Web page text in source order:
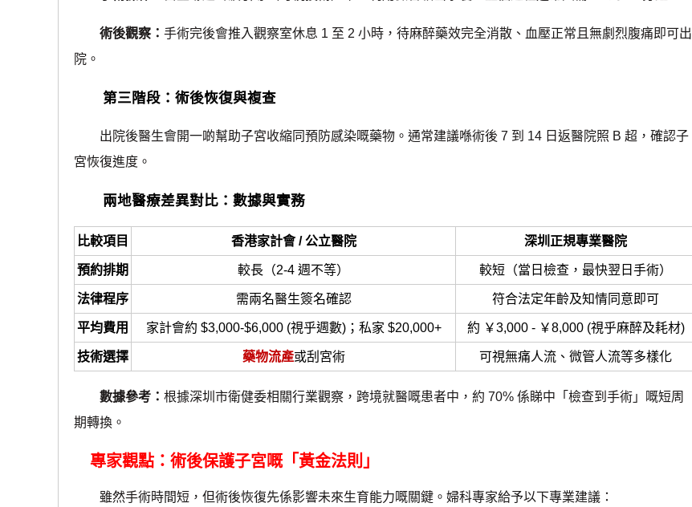
術後觀察：手術完後會推入觀察室休息 1 至 2 小時，待麻醉藥效完全消散、血壓正常且無劇烈腹痛即可出
院。
第三階段：術後恢復與複查
出院後醫生會開一啲幫助子宮收縮同預防感染嘅藥物。通常建議喺術後 7 到 14 日返醫院照 B 超，確認子
宮恢復進度。
兩地醫療差異對比：數據與實務
比較項目 香港家計會 / 公立醫院 深圳正規專業醫院
預約排期 較長（2-4 週不等） 較短（當日檢查，最快翌日手術）
法律程序 需兩名醫生簽名確認 符合法定年齡及知情同意即可
平均費用 家計會約 $3,000-$6,000 (視乎週數)；私家 $20,000+ 約 ￥3,000 - ￥8,000 (視乎麻醉及耗材)
技術選擇 藥物流產或刮宮術 可視無痛人流、微管人流等多樣化
數據參考：根據深圳市衛健委相關行業觀察，跨境就醫嘅患者中，約 70% 係睇中「檢查到手術」嘅短周
期轉換。
專家觀點：術後保護子宮嘅「黃金法則」
雖然手術時間短，但術後恢復先係影響未來生育能力嘅關鍵。婦科專家給予以下專業建議：